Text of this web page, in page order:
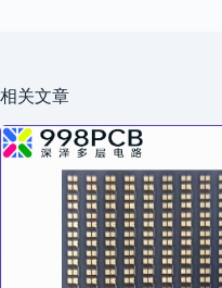
相关文章